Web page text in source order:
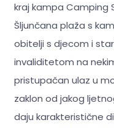
kraj kampa Camping
Šljunčana plaža s
obitelji s djecom i
invaliditetom na
pristupačan ulaz u
zaklon od jakog
daju karakteristične